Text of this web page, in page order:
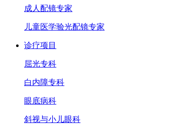
成人配镜专家
儿童医学验光配镜专家
诊疗项目
屈光专科
白内障专科
眼底病科
斜视与小儿眼科